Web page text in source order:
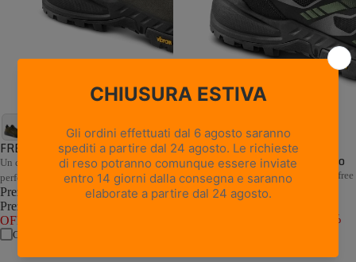
FREE BLAST GTX - Grigio Scuro
Un design classico per tutti i giorni,
performante e di stile
Prezzo promozionale €139,30
Prezzo di listino
OFF)
Confronta
ANABASIS GTX - Verde Scuro
Scarpa da hiking traspirante leather-free
con Megagrip®
Prezzo promozionale
(50%